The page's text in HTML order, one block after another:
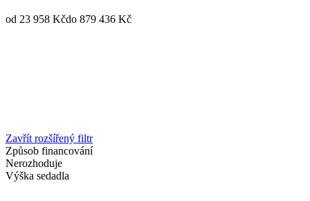
od 23 958 Kčdo 879 436 Kč
Zavřít rozšířený filtr
Způsob financování
Nerozhoduje
Výška sedadla